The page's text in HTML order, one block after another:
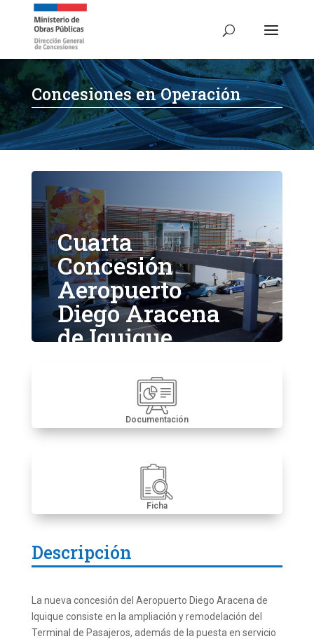
Concesiones en Operación
Cuarta
Concesión
Aeropuerto
Diego Aracena
de Iquique
Documentación
Ficha
Descripción
La nueva concesión del Aeropuerto Diego Aracena de
Iquique consiste en la ampliación y remodelación del
Terminal de Pasajeros, además de la puesta en servicio